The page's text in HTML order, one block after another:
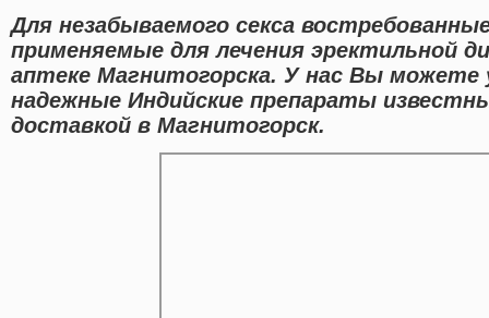
Для незабываемого секса
применяемые для лечения эректильной
аптеке Магнитогорска. У нас Вы можете
надежные Индийские препараты
доставкой в Магнитогорск.